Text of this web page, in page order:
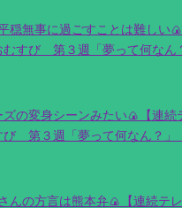
穏無事に過ごすことは難しい
むすび 第３週「夢って何なん
の変身シーンみたい🍙【連続
び 第３週「夢って何なん？」
んの方言は熊本弁🍙【連続テ